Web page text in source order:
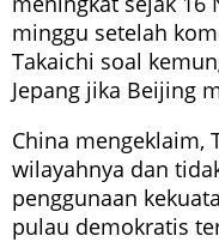
minggu setelah
Takaichi soal
Jepang jika Beijing
China mengeklaim,
wilayahnya dan
penggunaan
pulau demokratis